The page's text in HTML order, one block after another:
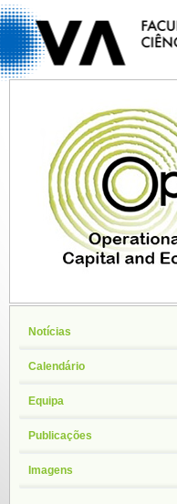
Notícias
Calendário
Equipa
Publicações
Imagens